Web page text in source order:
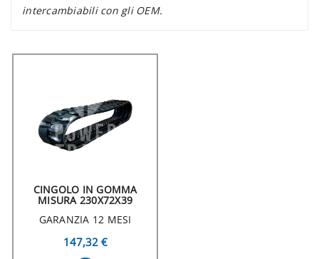
intercambiabili con gli OEM.
CINGOLO IN GOMMA
MISURA 230X72X39
GARANZIA 12 MESI
147,32 €